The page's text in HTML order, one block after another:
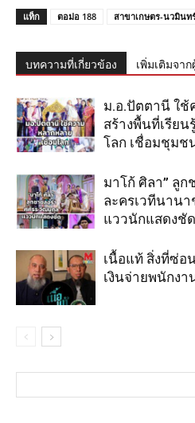
แท็ก ตอม่อ 188 สาขาเกษตร-นวมินท
บทความที่เกี่ยวข้อง เพิ่มเติมจา
ม.อ.ปัตตานี ใช้
สร้างพื้นที่เรีย
โลก เชื่อมชุม
มาโก้ ศิลา” ลูก
ละครเวทีนาน
แววนักแสดงชัด
เนื้อแท้ สิ่งที่ซ่อ
เงินจ่ายพนักง